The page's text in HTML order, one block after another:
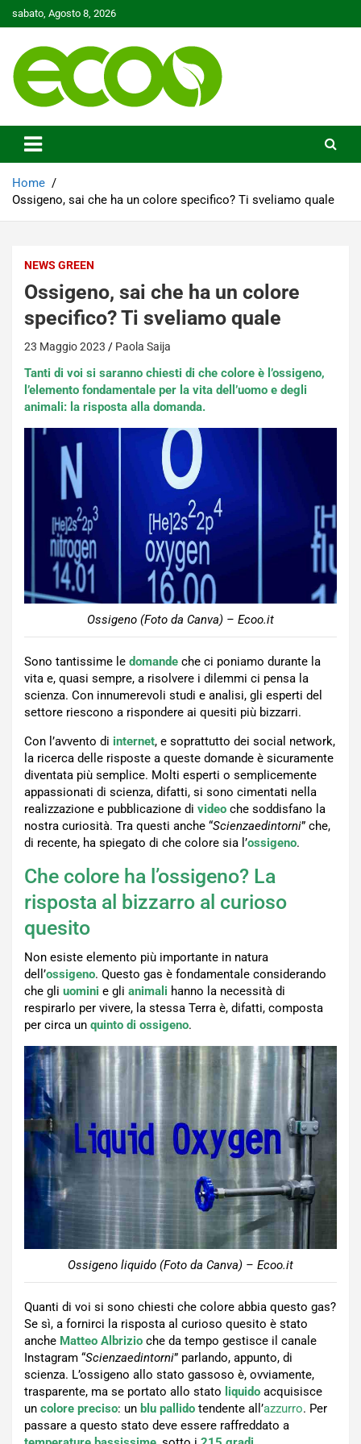
to
sabato, Agosto 8, 2026
Ecoo.it
Home
Ossigeno, sai che ha un colore specifico? Ti sveliamo quale
NEWS GREEN
Ossigeno, sai che ha un colore
specifico? Ti sveliamo quale
23 Maggio 2023 Paola Saija
Tanti di voi si saranno chiesti di che colore è l’ossigeno,
l’elemento fondamentale per la vita dell’uomo e degli
animali: la risposta alla domanda.
Ossigeno (Foto da Canva) – Ecoo.it
Sono tantissime le domande che ci poniamo durante la
vita e, quasi sempre, a risolvere i dilemmi ci pensa la
scienza. Con innumerevoli studi e analisi, gli esperti del
settore riescono a rispondere ai quesiti più bizzarri.
Con l’avvento di internet, e soprattutto dei social network,
la ricerca delle risposte a queste domande è sicuramente
diventata più semplice. Molti esperti o semplicemente
appassionati di scienza, difatti, si sono cimentati nella
realizzazione e pubblicazione di video che soddisfano la
nostra curiosità. Tra questi anche “Scienzaedintorni” che,
di recente, ha spiegato di che colore sia l’ossigeno.
Che colore ha l’ossigeno? La
risposta al bizzarro al curioso
quesito
Non esiste elemento più importante in natura
dell’ossigeno. Questo gas è fondamentale considerando
che gli uomini e gli animali hanno la necessità di
respirarlo per vivere, la stessa Terra è, difatti, composta
per circa un quinto di ossigeno.
Ossigeno liquido (Foto da Canva) – Ecoo.it
Quanti di voi si sono chiesti che colore abbia questo gas?
Se sì, a fornirci la risposta al curioso quesito è stato
anche Matteo Albrizio che da tempo gestisce il canale
Instagram “Scienzaedintorni” parlando, appunto, di
scienza. L’ossigeno allo stato gassoso è, ovviamente,
trasparente, ma se portato allo stato liquido acquisisce
un colore preciso: un blu pallido tendente all’azzurro. Per
passare a questo stato deve essere raffreddato a